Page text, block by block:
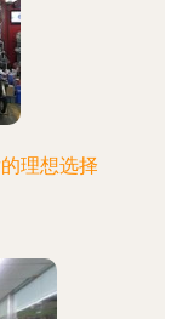
理想选择